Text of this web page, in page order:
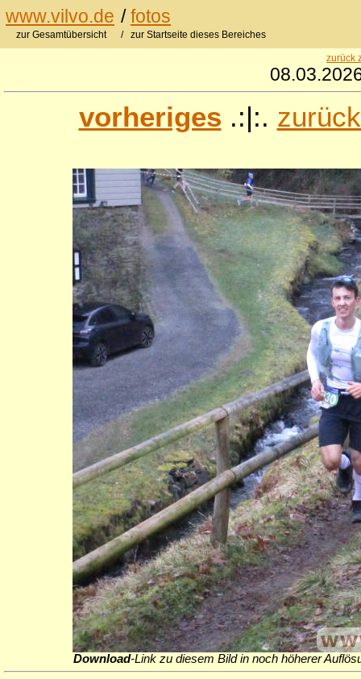
www.vilvo.de /fotos
zur Gesamtübersicht / zur Startseite dieses Bereiches
zurück
vorheriges .:|:.
Download-Link zu diesem Bild in noch höherer